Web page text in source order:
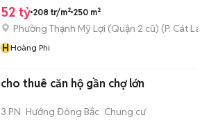
52 tỷ 208 tr/m² 250 m²
Phường Thạnh Mỹ Lợi (Quận 2 cũ) (P. Cát Lái
HHoàng Phi
cho thuê căn hộ gần chợ lớn
3 PN Hướng Đông Bắc Chung cư